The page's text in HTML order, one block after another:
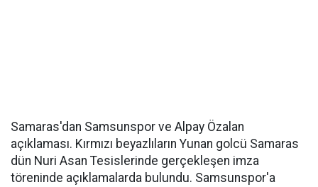
Samaras'dan Samsunspor ve Alpay Özalan
açıklaması. Kırmızı beyazlıların Yunan golcü Samaras
dün Nuri Asan Tesislerinde gerçekleşen imza
töreninde açıklamalarda bulundu. Samsunspor'a